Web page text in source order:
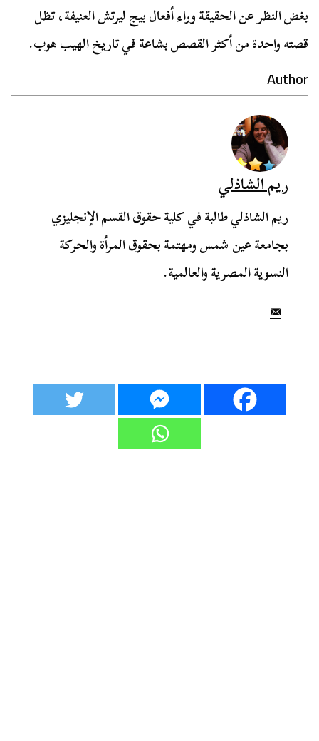
بغض النظر عن الحقيقة وراء أفعال بيج ليرتش العنيفة، تظل
قصته واحدة من أكثر القصص بشاعة في تاريخ الهيب هوب.
Author
ريم الشاذلي
ريم الشاذلي طالبة في كلية حقوق القسم الإنجليزي
بجامعة عين شمس ومهتمة بحقوق المرأة والحركة
النسوية المصرية والعالمية.